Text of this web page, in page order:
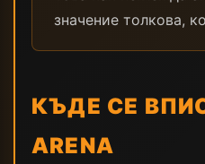
значение толкова,
КЪДЕ СЕ
ARENA